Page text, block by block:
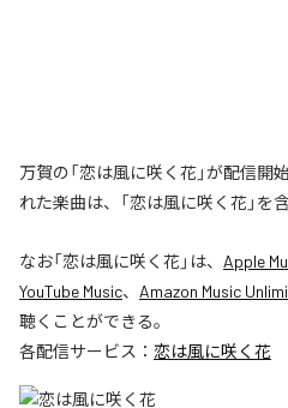
万賀の「恋は風に咲く花」が配信
れた楽曲は、「恋は風に咲く花」を
なお「恋は風に咲く花」は、 Apple
YouTube Music、 Amazon Music
聴くことができる。
各配信サービス： 恋は風に咲く花